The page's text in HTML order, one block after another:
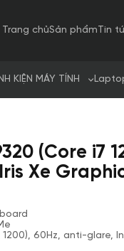
Trang chủSản phẩm Tin
KIỆN MÁY TÍNH
(Core i7
Xe
1200), 60Hz, anti-glare,